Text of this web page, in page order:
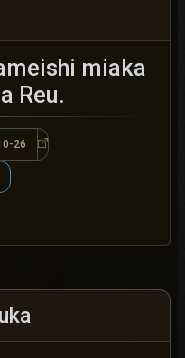
miaka
Reu.
26 Mwanzo 11:10-26
32